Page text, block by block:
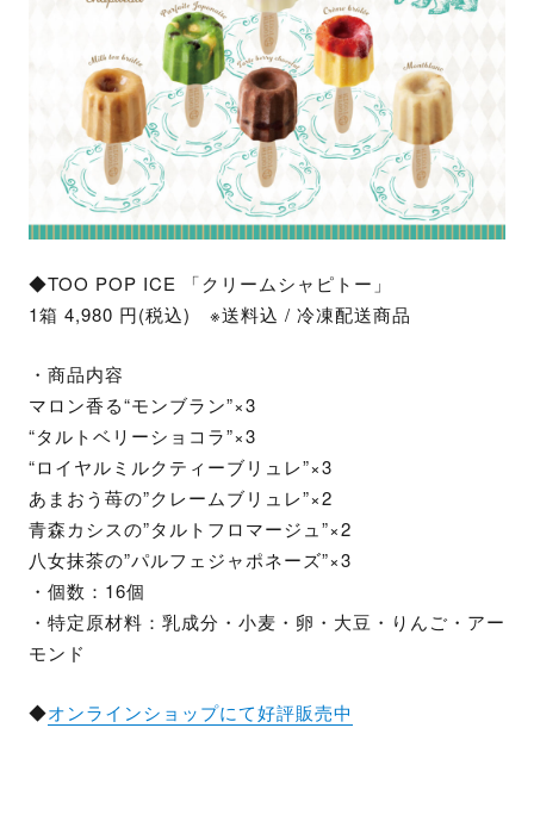
◆TOO POP ICE 「クリームシャピトー」
1箱 4,980 円(税込) ※送料込 / 冷凍配送商品
・商品内容
マロン香る“モンブラン”×3
“タルトベリーショコラ”×3
“ロイヤルミルクティーブリュレ”×3
あまおう苺の”クレームブリュレ”×2
青森カシスの”タルトフロマージュ”×2
八女抹茶の”パルフェジャポネーズ”×3
・個数：16個
・特定原材料：乳成分・小麦・卵・大豆・りんご・アー
モンド
◆オンラインショップにて好評販売中